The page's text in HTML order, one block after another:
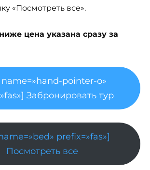
«Посмотреть все».
цена указана сразу за
pointer-o»
Забронировать тур
prefix=»fas»]
Посмотреть все